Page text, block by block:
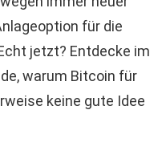
für die
jetzt? Entdecke im
warum Bitcoin für
keine gute Idee